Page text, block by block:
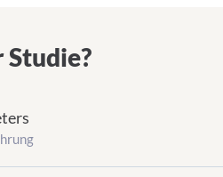
Studie?